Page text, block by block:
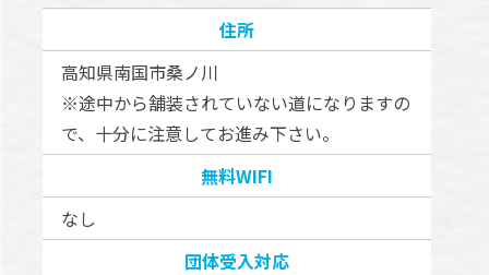
住所
高知県南国市桑ノ川
※途中から舗装されていない道になりますの
で、十分に注意してお進み下さい。
無料WIFI
なし
団体受入対応